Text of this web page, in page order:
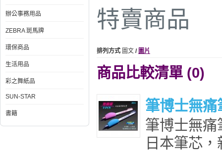
辦公事務用品
ZEBRA 斑馬牌
環保商品
生活用品
彩之舞紙品
SUN-STAR
書籍
特賣商品
排列方式 圖文 / 圖片
商品比較清單 (0)
筆博士無痛
筆博士無
日本筆芯